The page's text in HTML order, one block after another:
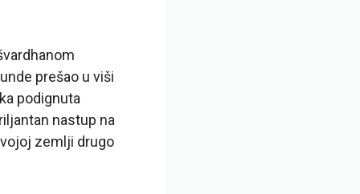
prešao u viši
podignuta
nastup na
zemlji drugo